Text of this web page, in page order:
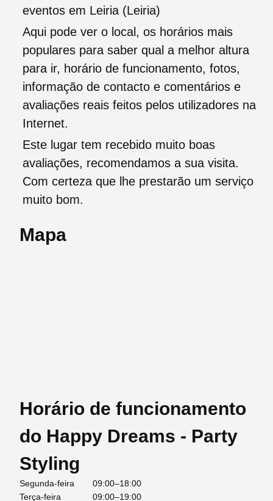
eventos em Leiria (Leiria)
Aqui pode ver o local, os horários mais
populares para saber qual a melhor altura
para ir, horário de funcionamento, fotos,
informação de contacto e comentários e
avaliações reais feitos pelos utilizadores na
Internet.
Este lugar tem recebido muito boas
avaliações, recomendamos a sua visita.
Com certeza que lhe prestarão um serviço
muito bom.
Mapa
Horário de funcionamento
do Happy Dreams - Party
Styling
Segunda-feira
09:00–18:00
Terça-feira
09:00–19:00